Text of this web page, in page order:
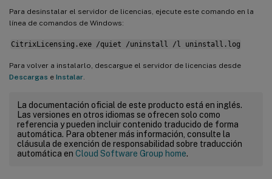
Para desinstalar el servidor de licencias, ejecute este comando en la
línea de comandos de Windows:
CitrixLicensing.exe /quiet /uninstall /l uninstall.log
Para volver a instalarlo, descargue el servidor de licencias desde
Descargas e Instalar
La documentación oficial de este producto está en inglés.
Las versiones en otros idiomas se ofrecen solo como
referencia y pueden incluir contenido traducido de forma
automática. Para obtener más información, consulte la
cláusula de exención de responsabilidad sobre traducción
automática en Cloud Software Group home.